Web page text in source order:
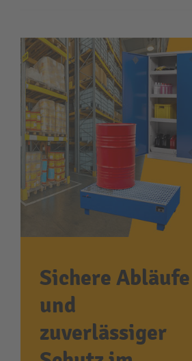
Sichere Abläufe
und
zuverlässiger